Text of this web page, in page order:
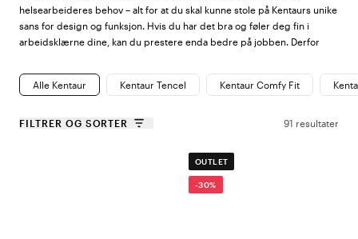
helsearbeideres behov – alt for at du skal kunne stole på Kentaurs unike
sans for design og funksjon. Hvis du har det bra og føler deg fin i
arbeidsklærne dine, kan du prestere enda bedre på jobben. Derfor
people. At work.
Fire kolleksjoner – en for hvert behov
Kentaurs sortiment er delt inn i fire kolleksjoner, hver og en utviklet for å
møte spesifikke behov innen helse og omsorg:
Alle Kentaur Kentaur Tencel Kentaur Comfy Fit
FILTRER OG SORTER 91 resultater
OUTLET
-30%